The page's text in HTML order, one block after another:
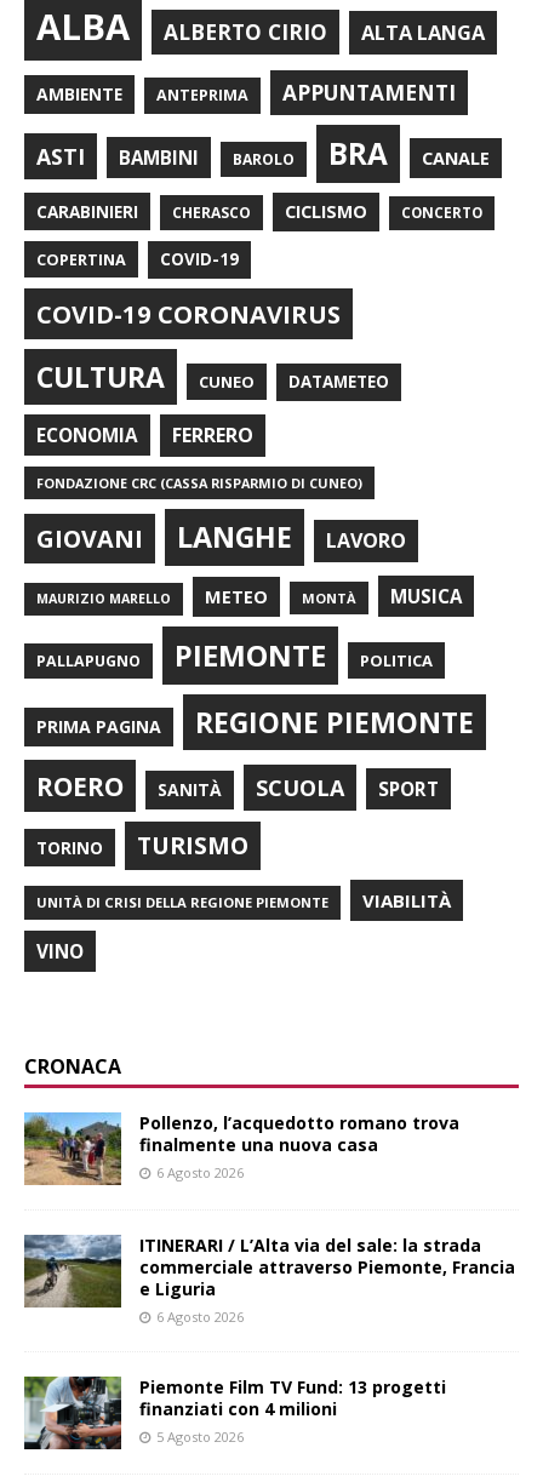
ALBA ALBERTO CIRIO ALTA LANGA
AMBIENTE ANTEPRIMA APPUNTAMENTI
ASTI BAMBINI BAROLO BRA CANALE
CARABINIERI CHERASCO CICLISMO CONCERTO
COPERTINA COVID-19
COVID-19 CORONAVIRUS
CULTURA CUNEO DATAMETEO
ECONOMIA FERRERO
FONDAZIONE CRC (CASSA RISPARMIO DI CUNEO)
GIOVANI LANGHE LAVORO
MAURIZIO MARELLO METEO MONTÀ MUSICA
PALLAPUGNO PIEMONTE POLITICA
PRIMA PAGINA REGIONE PIEMONTE
ROERO SANITÀ SCUOLA SPORT
TORINO TURISMO
UNITÀ DI CRISI DELLA REGIONE PIEMONTE VIABILITÀ
VINO
CRONACA
Pollenzo, l’acquedotto romano trova
finalmente una nuova casa
6 Agosto 2026
ITINERARI / L’Alta via del sale: la strada
commerciale attraverso Piemonte, Francia
e Liguria
6 Agosto 2026
Piemonte Film TV Fund: 13 progetti
finanziati con 4 milioni
5 Agosto 2026